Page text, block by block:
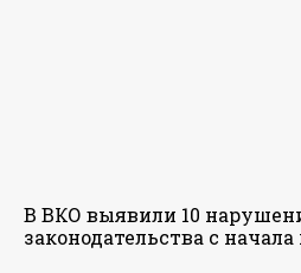
В ВКО выявили 10
законодательства с начала